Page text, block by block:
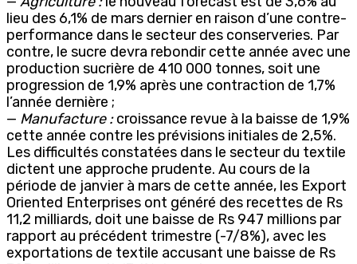
lieu des 6,1% de mars dernier en raison d’une contre-
performance dans le secteur des conserveries. Par
contre, le sucre devra rebondir cette année avec une
production sucrière de 410 000 tonnes, soit une
progression de 1,9% après une contraction de 1,7%
l’année dernière ;
— Manufacture :croissance revue à la baisse de 1,9%
cette année contre les prévisions initiales de 2,5%.
Les difficultés constatées dans le secteur du textile
dictent une approche prudente. Au cours de la
période de janvier à mars de cette année, les Export
Oriented Enterprises ont généré des recettes de Rs
11,2 milliards, doit une baisse de Rs 947 millions par
rapport au précédent trimestre (-7/8%), avec les
exportations de textile accusant une baisse de Rs